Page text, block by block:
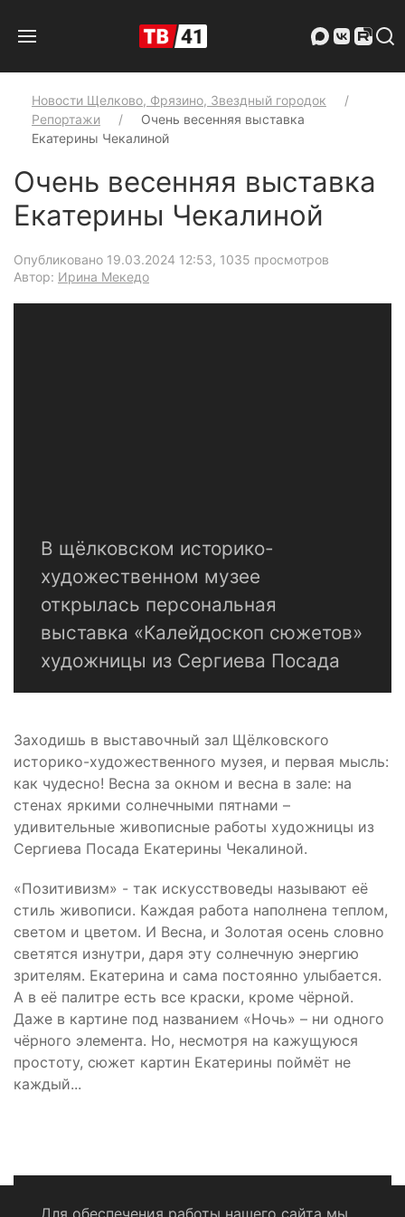
Новости Щелково, Фрязино, Звездный городок
Репортажи
Очень весенняя выставка
Екатерины Чекалиной
Очень весенняя выставка
Екатерины Чекалиной
Опубликовано 19.03.2024 12:53, 1035 просмотров
Автор: Ирина Мекедо
В щёлковском историко-
художественном музее
открылась персональная
выставка «Калейдоскоп сюжетов»
художницы из Сергиева Посада
Заходишь в выставочный зал Щёлковского
историко-художественного музея, и первая мысль:
как чудесно! Весна за окном и весна в зале: на
стенах яркими солнечными пятнами –
удивительные живописные работы художницы из
Сергиева Посада Екатерины Чекалиной.
«Позитивизм» - так искусствоведы называют её
стиль живописи. Каждая работа наполнена теплом,
светом и цветом. И Весна, и Золотая осень словно
светятся изнутри, даря эту солнечную энергию
зрителям. Екатерина и сама постоянно улыбается.
А в её палитре есть все краски, кроме чёрной.
Даже в картине под названием «Ночь» – ни одного
чёрного элемента. Но, несмотря на кажущуюся
простоту, сюжет картин Екатерины поймёт не
каждый...
Для обеспечения работы нашего сайта мы